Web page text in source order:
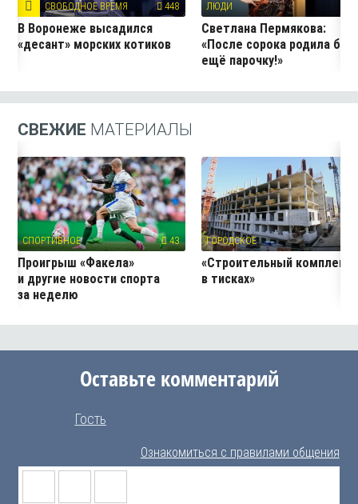
СВОБОДНОЕ ВРЕМЯ 448
В Воронеже высадился
«десант» морских котиков
ЛЮДИ
Светлана Пермякова:
«После сорока родила бы
ещё парочку!»
СВЕЖИЕ МАТЕРИАЛЫ
СПОРТИВНОЕ 43
Проигрыш «Факела»
и другие новости спорта
за неделю
ГОРОДСКОЕ
«Строительный комплекс
в тисках»
Оставьте комментарий
Гость
Ознакомиться с правилами общения